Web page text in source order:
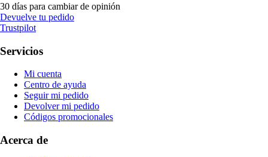
30 días para cambiar de opinión
Devuelve tu pedido
Trustpilot
Servicios
Mi cuenta
Centro de ayuda
Seguir mi pedido
Devolver mi pedido
Códigos promocionales
Acerca de